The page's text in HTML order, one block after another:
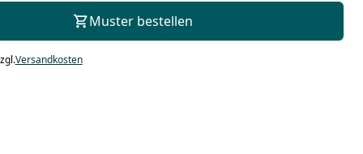
Muster bestellen
Versandkosten